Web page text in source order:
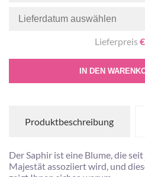
Lieferpreis
IN DEN
Produktbeschreibung
Der Saphir ist eine Blume, die
Majestät assoziiert wird, und